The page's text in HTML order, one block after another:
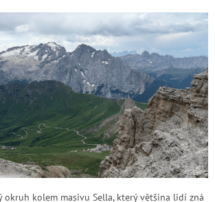
okruh kolem masivu Sella, který většina lidí zná